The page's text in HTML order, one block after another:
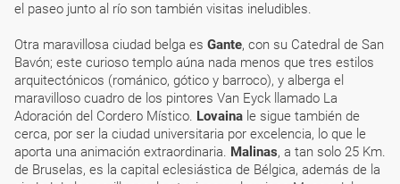
el paseo junto al río son también visitas ineludibles.
Otra maravillosa ciudad belga es Gante, con su Catedral de San
Bavón; este curioso templo aúna nada menos que tres estilos
arquitectónicos (románico, gótico y barroco), y alberga el
maravilloso cuadro de los pintores Van Eyck llamado La
Adoración del Cordero Místico. Lovaina le sigue también de
cerca, por ser la ciudad universitaria por excelencia, lo que le
aporta una animación extraordinaria. Malinas, a tan solo 25 Km.
de Bruselas, es la capital eclesiástica de Bélgica, además de la